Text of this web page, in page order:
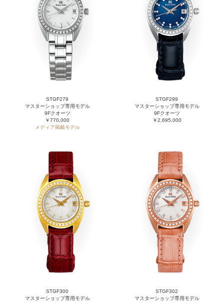
STGF279
マスターショップ専用モデル
9Fクオーツ
￥770,000
メディア掲載モデル
STGF299
マスターショップ専用モデル
9Fクオーツ
￥2,695,000
STGF300
マスターショップ専用モデル
STGF302
マスターショップ専用モデル